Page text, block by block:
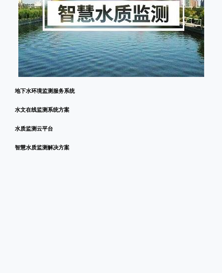
地下水环境监测服务系统
水文在线监测系统方案
水质监测云平台
智慧水质监测解决方案